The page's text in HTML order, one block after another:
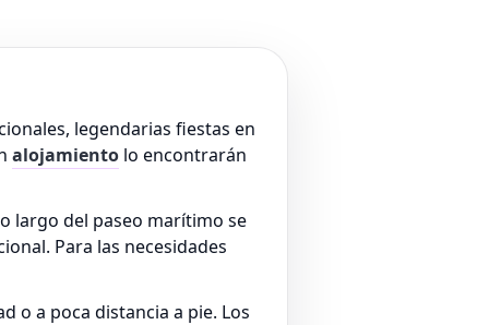
legendarias fiestas en
alojamiento lo encontrarán
largo del paseo marítimo se
Para las necesidades
o a poca distancia a pie. Los